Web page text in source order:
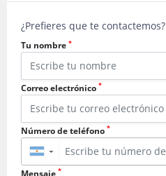
¿Prefieres que te contactemos?
Tu nombre *
Correo electrónico *
Número de teléfono *
▼
Mensaje *